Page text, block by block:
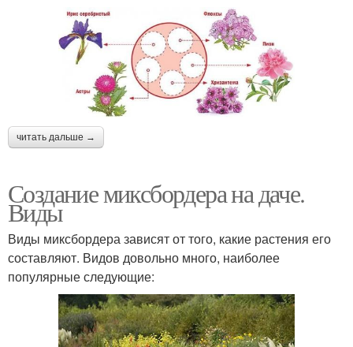
читать дальше →
Создание миксбордера на даче.
Виды
Виды миксбордера зависят от того, какие растения его
составляют. Видов довольно много, наиболее
популярные следующие: